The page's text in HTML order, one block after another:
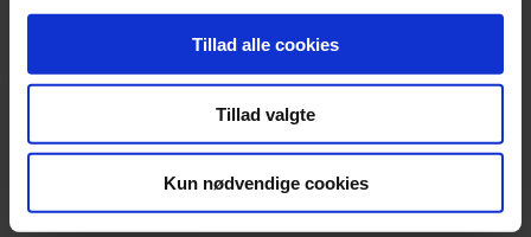
Tillad alle cookies
Tillad valgte
Kun nødvendige cookies
Tjek altid firma på Trustpilot inden du køber en test!
Find vores DNA tests her
DNA Medical